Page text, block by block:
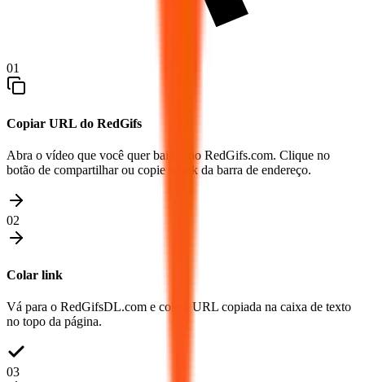
01
Copiar URL do RedGifs
Abra o vídeo que você quer baixar no RedGifs.com. Clique no
botão de compartilhar ou copie o link da barra de endereço.
02
Colar link
Vá para o RedGifsDL.com e cole a URL copiada na caixa de texto
no topo da página.
03